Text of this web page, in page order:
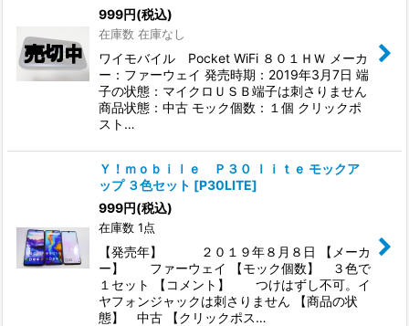
999円(税込)
在庫数 在庫なし
ワイモバイル Pocket WiFi ８０１ＨＷ メーカ
ー：ファーウェイ 発売時期：2019年3月7日 端
子の状態：マイクロＵＳＢ端子は刺さりません
商品状態：中古 モック個数：１個 クリックポ
スト…
Ｙ！ｍｏｂｉｌｅ Ｐ３０ ｌｉｔｅ モックア
ップ ３色セット [P30LITE]
999円(税込)
在庫数 1点
【発売年】 ２０１９年８月８日 【メーカ
ー】 ファーウェイ 【モック個数】 ３色で
１セット 【コメント】 つけはずし不可。イ
ヤフォンジャックは刺さりません 【商品の状
態】 中古 【クリックポス…